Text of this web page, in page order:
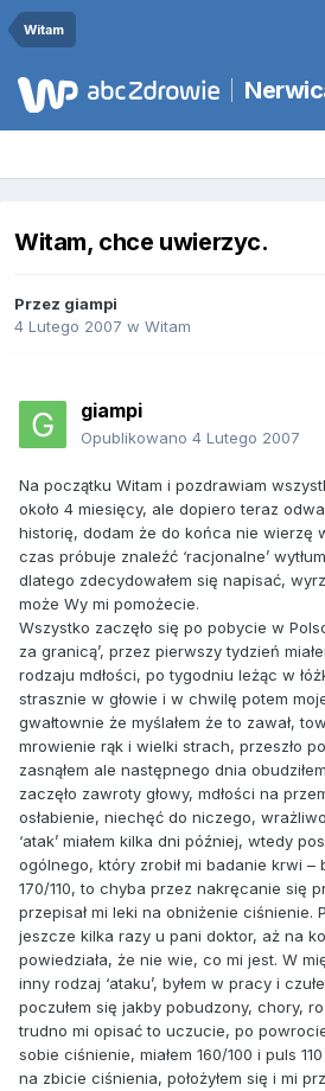
Witam
Witam, chce uwierzyc.
Przez giampi
4 Lutego 2007 w Witam
giampi
Opublikowano 4 Lutego 2007
Na początku Witam i pozdrawiam
około 4 miesięcy, ale dopiero teraz
historię, dodam że do końca nie wierzę
czas próbuje znaleźć ‘racjonalne’
dlatego zdecydowałem się napisać,
może Wy mi pomożecie.
Wszystko zaczęło się po pobycie w
za granicą’, przez pierwszy tydzień
rodzaju mdłości, po tygodniu leżąc w
strasznie w głowie i w chwilę potem
gwałtownie że myślałem że to zawał,
mrowienie rąk i wielki strach, przeszło
zasnąłem ale następnego dnia
zaczęło zawroty głowy, mdłości na
osłabienie, niechęć do niczego,
‘atak’ miałem kilka dni później, wtedy
ogólnego, który zrobił mi badanie krwi –
170/110, to chyba przez nakręcanie się
przepisał mi leki na obniżenie ciśnienie.
jeszcze kilka razy u pani doktor, aż na
powiedziała, że nie wie, co mi jest. W
inny rodzaj ‘ataku’, byłem w pracy i
poczułem się jakby pobudzony, chory,
trudno mi opisać to uczucie, po
sobie ciśnienie, miałem 160/100 i puls
na zbicie ciśnienia, położyłem się i mi